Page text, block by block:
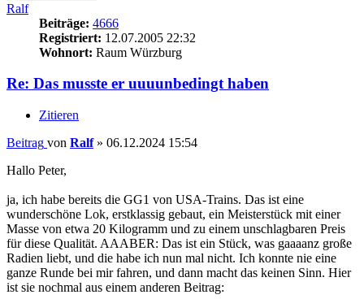
Ralf
Beiträge: 4666
Registriert: 12.07.2005 22:32
Wohnort: Raum Würzburg
Re: Das musste er uuuunbedingt haben
Zitieren
Beitrag von Ralf» 06.12.2024 15:54
Hallo Peter,
ja, ich habe bereits die GG1 von USA-Trains. Das ist eine
wunderschöne Lok, erstklassig gebaut, ein Meisterstück mit einer
Masse von etwa 20 Kilogramm und zu einem unschlagbaren Preis
für diese Qualität. AAABER: Das ist ein Stück, was gaaaanz große
Radien liebt, und die habe ich nun mal nicht. Ich konnte nie eine
ganze Runde bei mir fahren, und dann macht das keinen Sinn. Hier
ist sie nochmal aus einem anderen Beitrag: